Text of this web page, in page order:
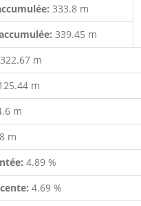
333.8 m
339.45 m
322.67 m
m
m
m
4.89 %
4.69 %